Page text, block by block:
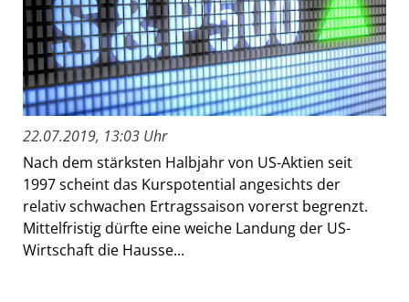
22.07.2019, 13:03 Uhr
Nach dem stärksten Halbjahr von US-Aktien seit
1997 scheint das Kurspotential angesichts der
relativ schwachen Ertragssaison vorerst begrenzt.
Mittelfristig dürfte eine weiche Landung der US-
Wirtschaft die Hausse...